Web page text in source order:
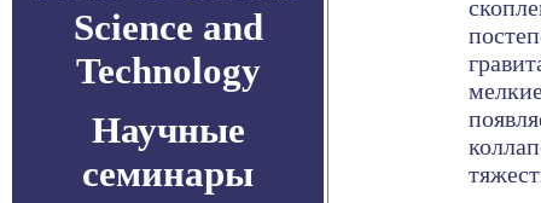
Science and
Technology
Научные
семинары